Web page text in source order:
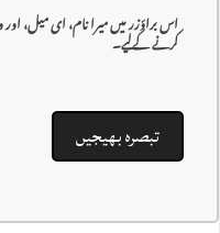
اس براؤزر میں میرا نام، ای میل،
کرنے کےلیے۔